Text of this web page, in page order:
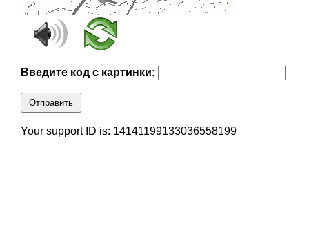
Введите код с картинки:
Отправить
Your support ID is: 14141199133036558199